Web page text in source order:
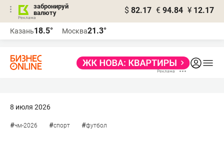
забронируй
валюту
$ 82.17 € 94.84 ¥ 12.17
Казань18.5° Москва21.3°
8 июля 2026
#чм-2026 #спорт #футбол